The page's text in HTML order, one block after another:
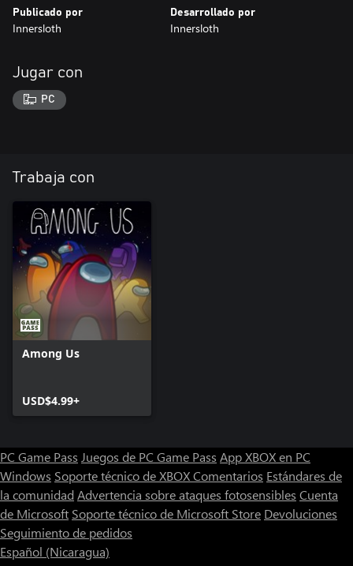
Publicado por
Innersloth
Desarrollado por
Innersloth
Jugar con
PC
Trabaja con
Among Us
USD$4.99+
PC Game Pass Juegos de PC Game Pass App XBOX en PC
Windows Soporte técnico de XBOXComentarios Estándares de
la comunidad Advertencia sobre ataques fotosensibles Cuenta
de Microsoft Soporte técnico de Microsoft Store Devoluciones
Seguimiento de pedidos
Español (Nicaragua)